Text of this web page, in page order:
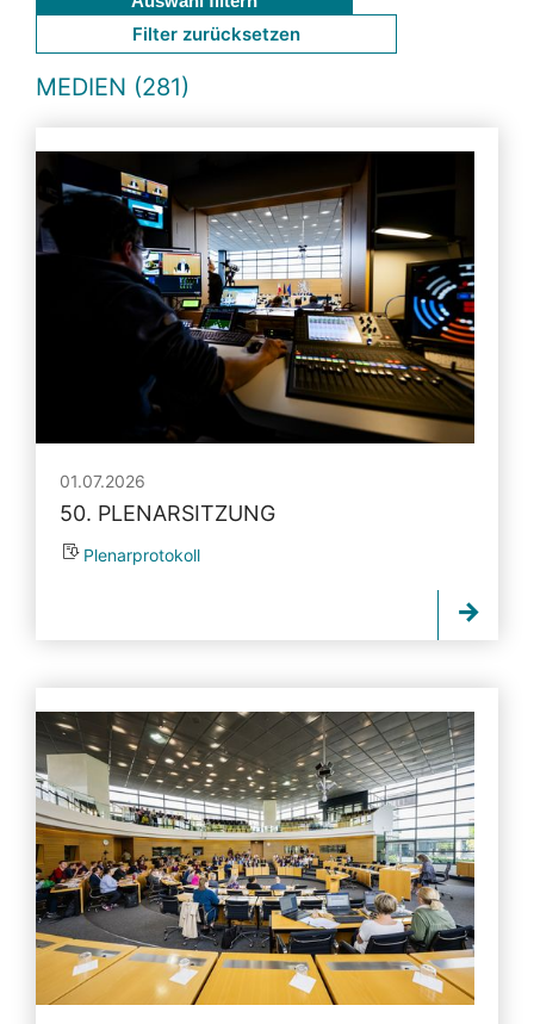
Filter zurücksetzen
MEDIEN (281)
01.07.2026
50. PLENARSITZUNG
Plenarprotokoll